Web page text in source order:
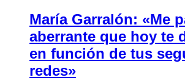
María Garralón: «Me
aberrante que hoy te
en función de tus
redes»